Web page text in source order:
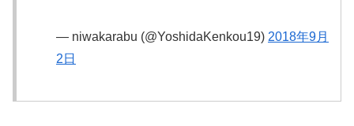
— niwakarabu (@YoshidaKenkou19) 2018年9月
2日